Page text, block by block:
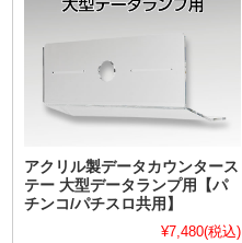
アクリル製データカウンタース
テー 大型データランプ用【パ
チンコ/パチスロ共用】
¥7,480(税込)